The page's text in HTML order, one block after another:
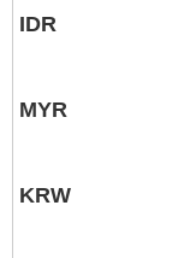
IDR
MYR
KRW